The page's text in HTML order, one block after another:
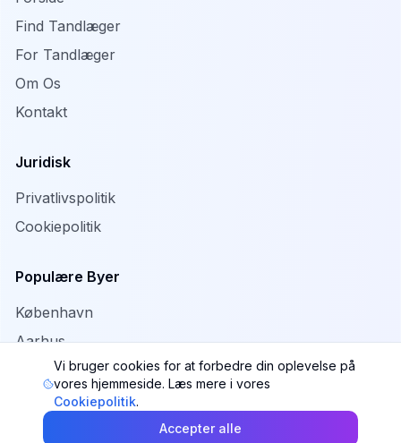
Find Tandlæger
For Tandlæger
Om Os
Kontakt
Juridisk
Privatlivspolitik
Cookiepolitik
Populære Byer
København
Aarhus
Odense
Aalborg
Vi bruger cookies for at forbedre din oplevelse på
vores hjemmeside. Læs mere i vores
Cookiepolitik.
Accepter alle